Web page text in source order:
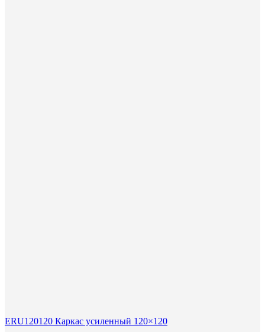
ERU120120 Каркас усиленный 120×120